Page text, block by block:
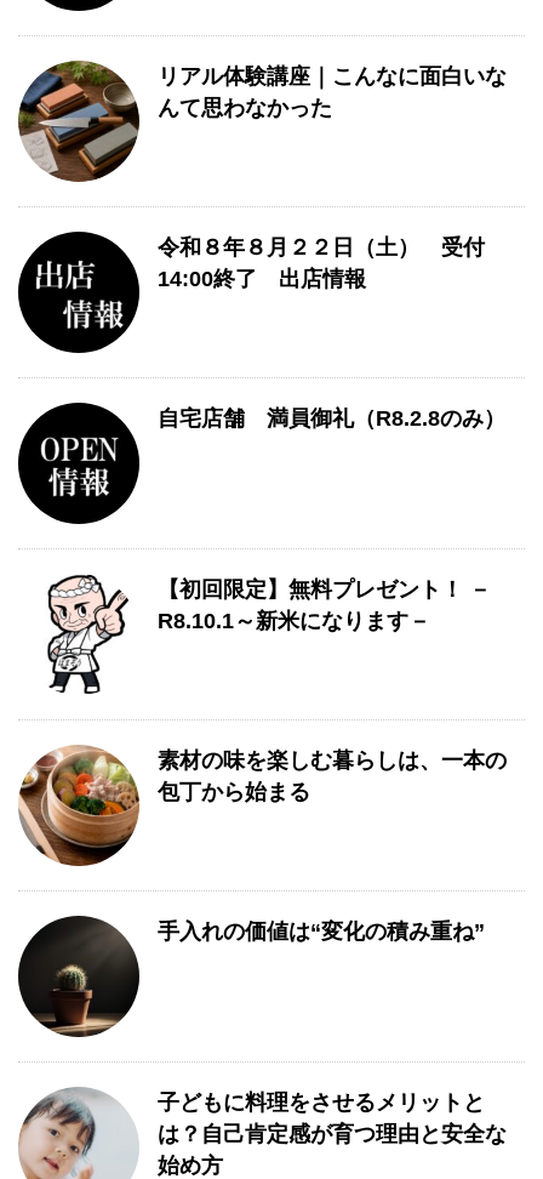
リアル体験講座｜こんなに面白いな
んて思わなかった
令和８年８月２２日（土） 受付
14:00終了 出店情報
自宅店舗 満員御礼（R8.2.8のみ）
【初回限定】無料プレゼント！ －
R8.10.1～新米になります－
素材の味を楽しむ暮らしは、一本の
包丁から始まる
手入れの価値は“変化の積み重ね”
子どもに料理をさせるメリットと
は？自己肯定感が育つ理由と安全な
始め方